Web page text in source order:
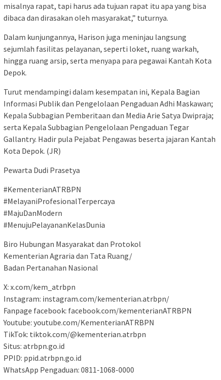
misalnya rapat, tapi harus ada tujuan rapat itu apa yang bisa
dibaca dan dirasakan oleh masyarakat,” tuturnya.
Dalam kunjungannya, Harison juga meninjau langsung
sejumlah fasilitas pelayanan, seperti loket, ruang warkah,
hingga ruang arsip, serta menyapa para pegawai Kantah Kota
Depok.
Turut mendampingi dalam kesempatan ini, Kepala Bagian
Informasi Publik dan Pengelolaan Pengaduan Adhi Maskawan;
Kepala Subbagian Pemberitaan dan Media Arie Satya Dwipraja;
serta Kepala Subbagian Pengelolaan Pengaduan Tegar
Gallantry. Hadir pula Pejabat Pengawas beserta jajaran Kantah
Kota Depok. (JR)
Pewarta Dudi Prasetya
#KementerianATRBPN
#MelayaniProfesionalTerpercaya
#MajuDanModern
#MenujuPelayananKelasDunia
Biro Hubungan Masyarakat dan Protokol
Kementerian Agraria dan Tata Ruang/
Badan Pertanahan Nasional
X: x.com/kem_atrbpn
Instagram: instagram.com/kementerian.atrbpn/
Fanpage facebook: facebook.com/kementerianATRBPN
Youtube: youtube.com/KementerianATRBPN
TikTok: tiktok.com/@kementerian.atrbpn
Situs: atrbpn.go.id
PPID: ppid.atrbpn.go.id
WhatsApp Pengaduan: 0811-1068-0000